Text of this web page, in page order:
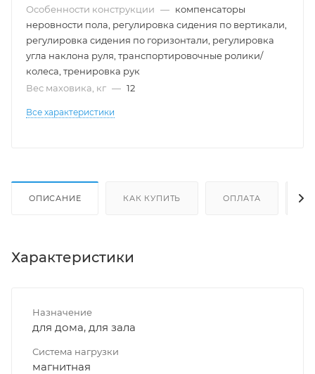
Особенности конструкции — компенсаторы
неровности пола, регулировка сидения по вертикали,
регулировка сидения по горизонтали, регулировка
угла наклона руля, транспортировочные ролики/
колеса, тренировка рук
Вес маховика, кг — 12
Все характеристики
ОПИСАНИЕ КАК КУПИТЬ ОПЛАТА
Характеристики
Назначение
для дома, для зала
Система нагрузки
магнитная